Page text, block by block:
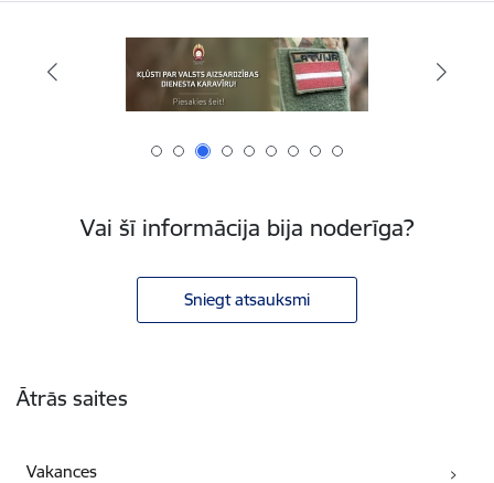
Vai šī informācija bija noderīga?
Sniegt atsauksmi
Ātrās saites
Vakances